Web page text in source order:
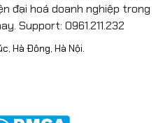
đại hoá doanh nghiệp trong
Support: 0961.211.232
Hà Đông, Hà Nội.